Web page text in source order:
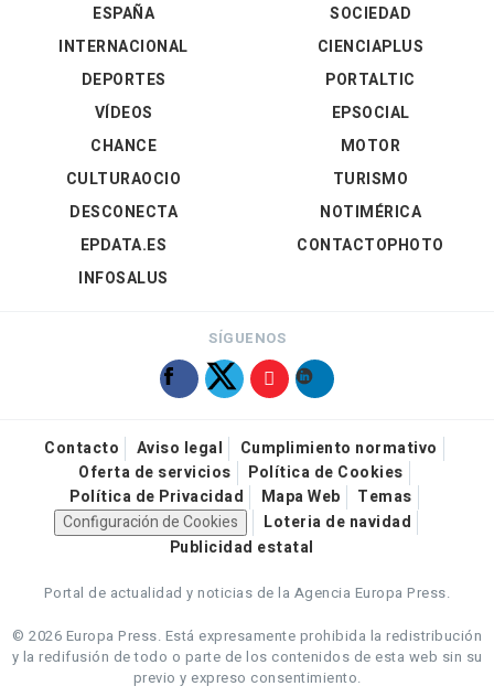
ESPAÑA
INTERNACIONAL
DEPORTES
VÍDEOS
SOCIEDAD
CIENCIAPLUS
PORTALTIC
EPSOCIAL
CHANCE
CULTURAOCIO
DESCONECTA
EPDATA.ES
INFOSALUS
MOTOR
TURISMO
NOTIMÉRICA
CONTACTOPHOTO
SÍGUENOS
Contacto Aviso legal
Cumplimiento normativo
Oferta de servicios
Política de Cookies
Política de Privacidad
Mapa Web
Temas
Configuración de Cookies
Loteria de navidad
Publicidad estatal
Portal de actualidad y noticias de la Agencia Europa Press.
© 2026 Europa Press. Está expresamente prohibida la redistribución
y la redifusión de todo o parte de los contenidos de esta web sin su
previo y expreso consentimiento.